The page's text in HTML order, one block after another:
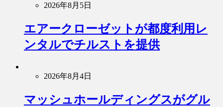
2026年8月5日
エアークローゼットが都度利用レ
ンタルでチルストを提供
2026年8月4日
マッシュホールディングスがグル